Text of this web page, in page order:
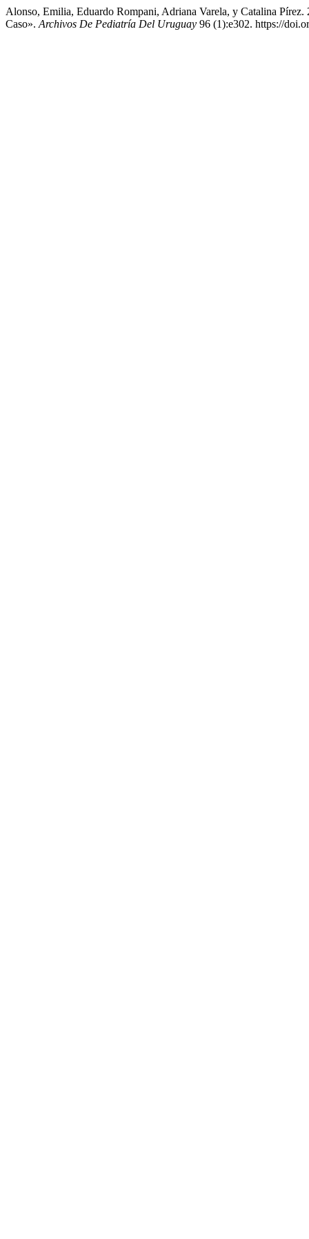
Alonso, Emilia, Eduardo Rompani, Adriana Varela, y Catalina
Caso». Archivos De Pediatría Del Uruguay 96 (1):e302. https://